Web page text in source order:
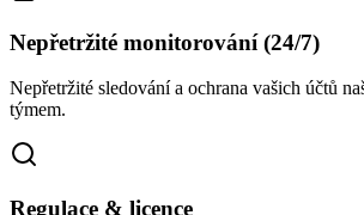
Nepřetržité monitorování (24/7)
Nepřetržité sledování a ochrana vašich účtů
týmem.
Regulace & licence